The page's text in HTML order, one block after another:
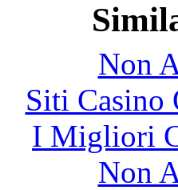
Non
Siti Casino
I Migliori
Non